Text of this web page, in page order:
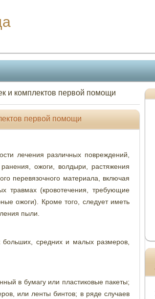
и комплектов первой помощи
первой помощи
лечения различных повреждений,
ожоги, волдыри, растяжения
перевязочного материала, включая
травмах (кровотечения, требующие
ожоги). Кроме того, следует иметь
пыли.
средних и малых размеров,
в бумагу или пластиковые пакеты;
или ленты бинтов; в ряде случаев